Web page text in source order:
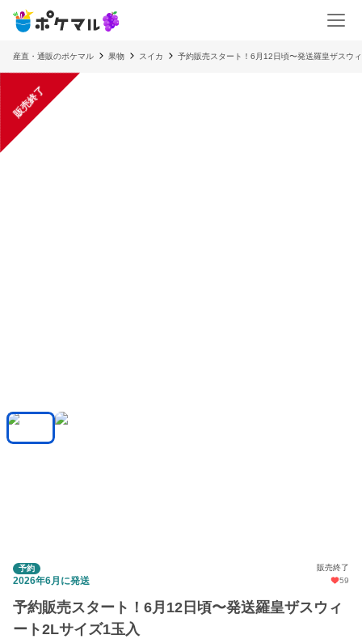
産直・通販のポケマル 果物 スイカ 予約販売スタート！6月12日頃〜発送羅皇ザスウ
販売終了
予約 販売終了
2026年6月に発送 59
予約販売スタート！6月12日頃〜発送羅皇ザスウィ
ート2Lサイズ1玉入